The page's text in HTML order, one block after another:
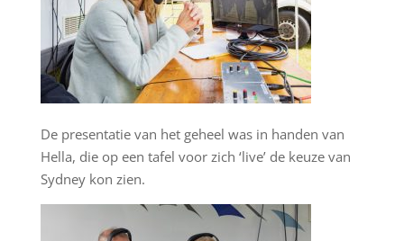
De presentatie van het geheel was in handen van
Hella, die op een tafel voor zich ‘live’ de keuze van
Sydney kon zien.